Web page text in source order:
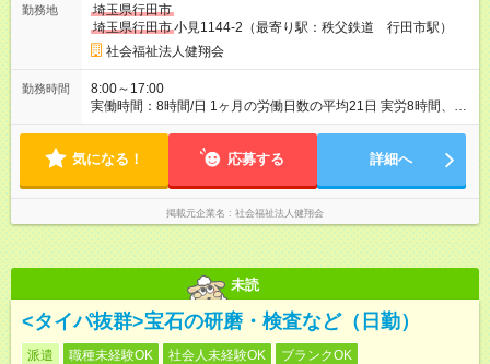
上 試用期間中は福利厚生の一部が制限されます。
勤務地
埼玉県行田市
埼玉県行田市小見1144-2（最寄り駅：秩父鉄道 行田市駅）
社会福祉法人健翔会
勤務時間
8:00～17:00
実働時間：8時間/日 1ヶ月の労働日数の平均21日 実労8時間、休
憩1時間 月の残業時間 ほぼなし
気になる！ 応募する 詳細へ
掲載元企業名 社会福祉法人健翔会
未読
<タイパ抜群>宝石の研磨・検査など（日勤）
派遣 職種未経験OK 社会人未経験OK ブランクOK